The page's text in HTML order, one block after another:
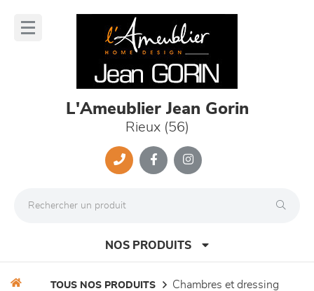
L'Ameublier Jean Gorin
Rieux (56)
NOS PRODUITS
TOUS NOS PRODUITS
chambres et dressing